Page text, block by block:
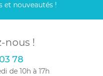
et nouveautés !
nous !
78
de 10h à 17h